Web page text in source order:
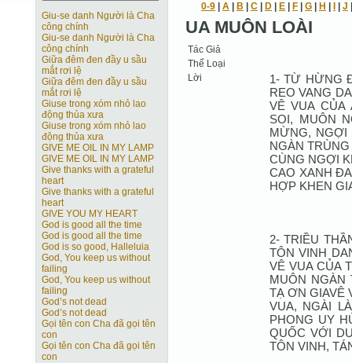
Giu-se danh Người là Cha
công chính
Giu-se danh Người là Cha
công chính
Giữa đêm đen đầy u sầu
mắt rơi lệ
Giữa đêm đen đầy u sầu
mắt rơi lệ
Giuse trong xóm nhỏ lao
động thủa xưa
Giuse trong xóm nhỏ lao
động thủa xưa
GIVE ME OIL IN MY LAMP
GIVE ME OIL IN MY LAMP
Give thanks with a grateful
heart
Give thanks with a grateful
heart
GIVE YOU MY HEART
God is good all the time
God is good all the time
God is so good, Halleluia
God, You keep us without
failing
God, You keep us without
failing
God’s not dead
God’s not dead
Gọi tên con Cha đã gọi tên
con
Gọi tên con Cha đã gọi tên
con
0-9 A B C D E F G H J
UA MUÔN LOÀI
Tác Giả
Thể Loại
Lời
1- TỪ HỪNG
REO VANG
VÊ VUA CỦA
SOI, MUÔN
MỪNG, NGỢI
NGÀN
CÙNG NGỢI
CAO XANH
HỢP KHEN
2- TRIỀU
TÔN VINH
VÊ VUA CỦA
MUÔN NGÀN
TẠ ƠN GIAVÊ
VUA, NGÀI
PHONG UY
QUỐC VỚI
TÔN VINH,